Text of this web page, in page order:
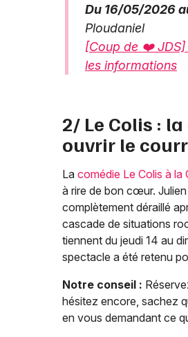
Du 16/05/2026
Ploudaniel
[Coup de ❤️ JDS]
les informations
2/ Le Colis :
ouvrir le
La comédie Le Colis à la
à rire de bon cœur.
complètement déraillé
cascade de situations
tiennent du jeudi 14 au
spectacle a été retenu
Notre conseil :
hésitez encore, sachez
en vous demandant ce